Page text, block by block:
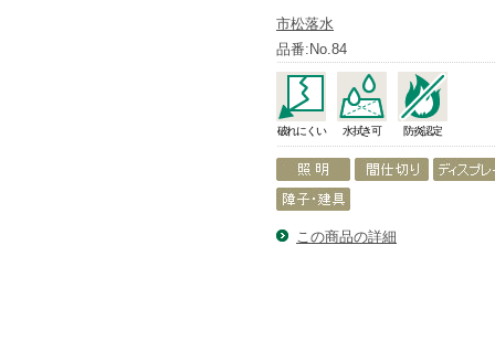
市松落水
品番:No.84
破れにくい 水拭き可 防炎認定
この商品の詳細